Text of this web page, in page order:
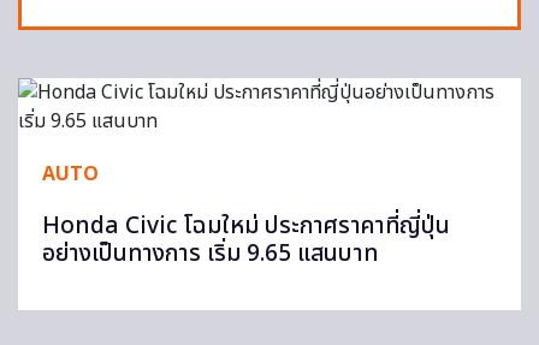
AUTO
Honda Civic โฉมใหม่ ประกาศราคาที่ญี่ปุ่น
อย่างเป็นทางการ เริ่ม 9.65 แสนบาท